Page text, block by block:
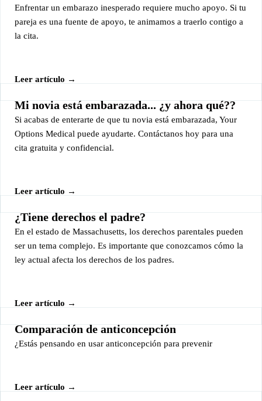
Enfrentar un embarazo inesperado requiere mucho apoyo. Si tu
pareja es una fuente de apoyo, te animamos a traerlo contigo a
la cita.
Leer artículo →
Mi novia está embarazada... ¿y ahora qué??
Si acabas de enterarte de que tu novia está embarazada, Your
Options Medical puede ayudarte. Contáctanos hoy para una
cita gratuita y confidencial.
Leer artículo →
¿Tiene derechos el padre?
En el estado de Massachusetts, los derechos parentales pueden
ser un tema complejo. Es importante que conozcamos cómo la
ley actual afecta los derechos de los padres.
Leer artículo →
Comparación de anticoncepción
¿Estás pensando en usar anticoncepción para prevenir
Leer artículo →